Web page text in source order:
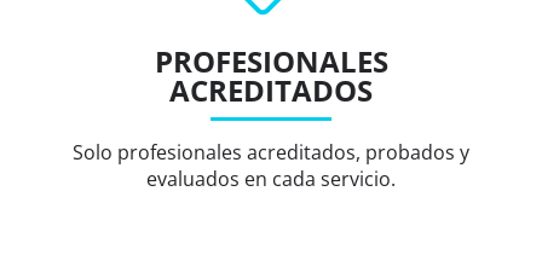
PROFESIONALES
ACREDITADOS
Solo profesionales acreditados, probados y
evaluados en cada servicio.